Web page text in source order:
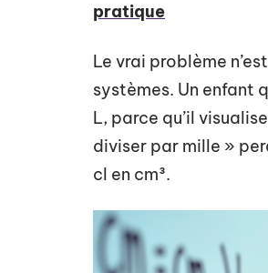
pratique
Le vrai problème
systèmes. Un enfant
L, parce qu’il
diviser par mille »
cl en cm³.